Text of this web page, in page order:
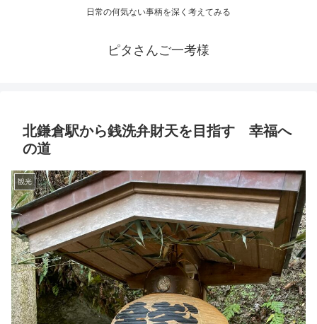
日常の何気ない事柄を深く考えてみる
ピタさんご一考様
北鎌倉駅から銭洗弁財天を目指す 幸福へ
の道
観光